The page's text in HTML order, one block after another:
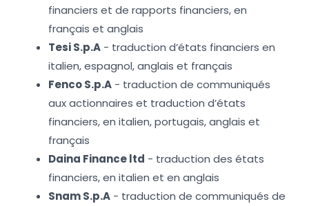
financiers et de rapports financiers, en
français et anglais
Tesi S.p.A - traduction d’états financiers en
italien, espagnol, anglais et français
Fenco S.p.A - traduction de communiqués
aux actionnaires et traduction d’états
financiers, en italien, portugais, anglais et
français
Daina Finance ltd - traduction des états
financiers, en italien et en anglais
Snam S.p.A - traduction de communiqués de